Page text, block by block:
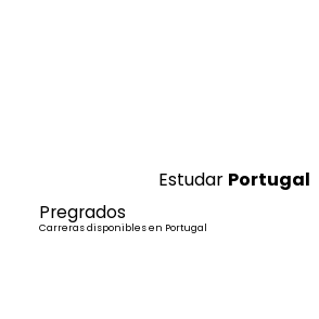
Estudar Portugal
Pregrados
Carreras disponibles en Portugal